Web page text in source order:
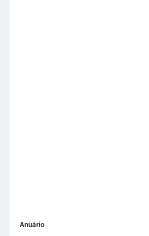
Anuário